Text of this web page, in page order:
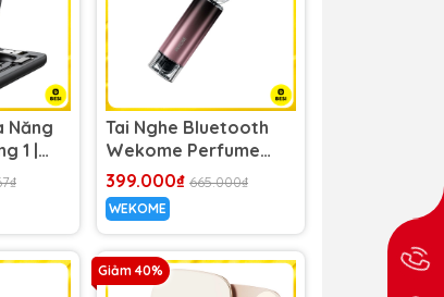
Năng
1 |
Hồ
Tai Nghe Bluetooth
Wekome Perfume
Earphone Perfect
Experience V55
Wireless Earphone
399.000₫ 665.000₫
WEKOME
Giảm 40%